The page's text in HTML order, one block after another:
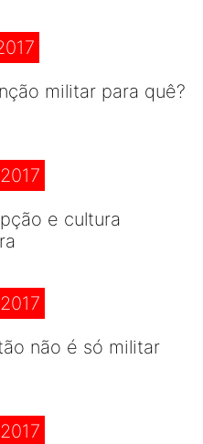
militar para quê?
e cultura
não é só militar